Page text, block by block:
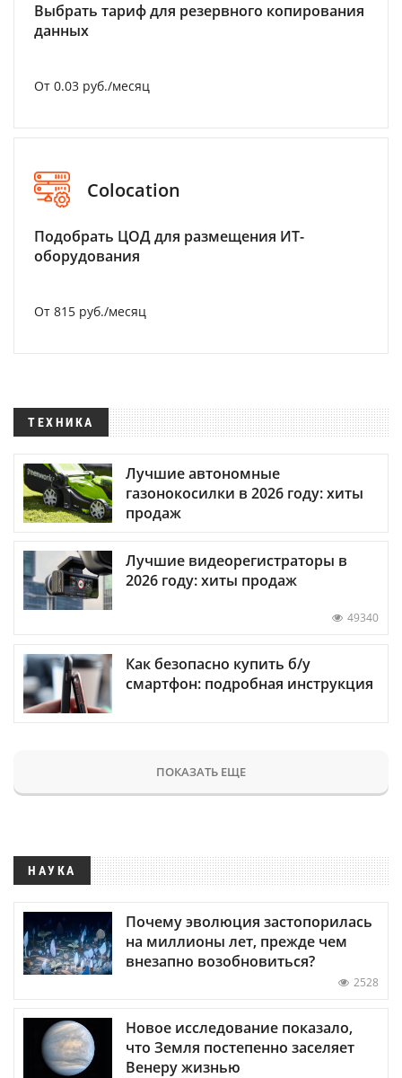
Выбрать тариф для резервного копирования
данных
От 0.03 руб./месяц
Colocation
Подобрать ЦОД для размещения ИТ-
оборудования
От 815 руб./месяц
ТЕХНИКА
Лучшие автономные
газонокосилки в 2026 году: хиты
продаж
Лучшие видеорегистраторы в
2026 году: хиты продаж
49340
Как безопасно купить б/у
смартфон: подробная инструкция
ПОКАЗАТЬ ЕЩЕ
НАУКА
Почему эволюция застопорилась
на миллионы лет, прежде чем
внезапно возобновиться?
2528
Новое исследование показало,
что Земля постепенно заселяет
Венеру жизнью